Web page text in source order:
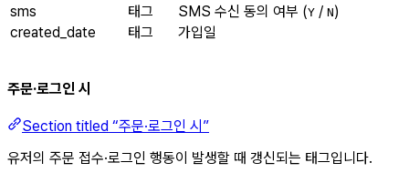
sms
태그 SMS 수신 동의 여부 (Y / N)
created_date
태그 가입일
주문·로그인 시
Section titled “주문·로그인 시”
유저의 주문 접수·로그인 행동이 발생할 때 갱신되는 태그입니다.